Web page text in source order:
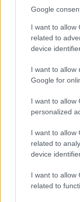
Google
I want to allow
related to
device
I want to allow
Google for
I want to allow
personalized
I want to allow
related to
device
I want to allow
related to
kialakítani,
zenei
fordítva). A
délutáni
estés
Legnagyobb
– Asztrik, 2018
Asztrik, 2021
fellépés, 2021
fellépés.